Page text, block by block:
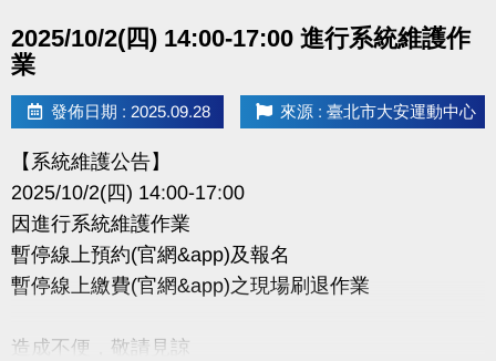
2025/10/2(四) 14:00-17:00 進行系統維護作
業
發佈日期 : 2025.09.28 來源 : 臺北市大安運動中心
【系統維護公告】
2025/10/2(四) 14:00-17:00
因進行系統維護作業
暫停線上預約(官網&app)及報名
暫停線上繳費(官網&app)之現場刷退作業
造成不便，敬請見諒